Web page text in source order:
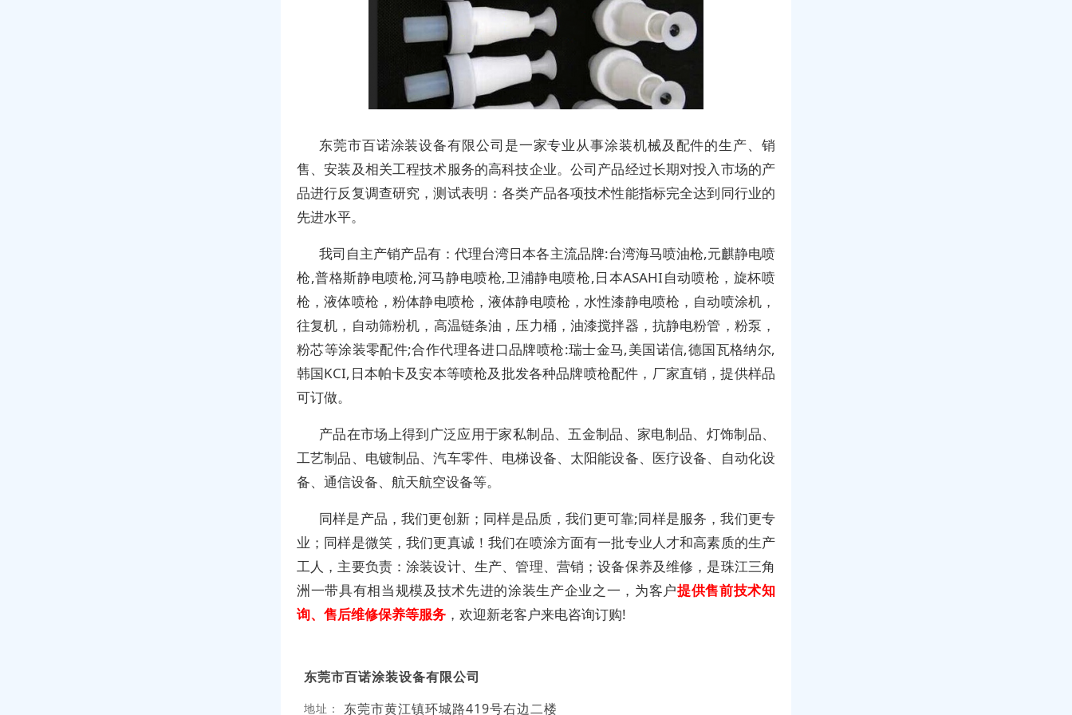
东莞市百诺涂装设备有限公司 是一家专业从事涂装机械及配件的生产、销
售、安装及相关工程技术服务的高科技企业。公司产品经过长期对投入市场的产
品进行反复调查研究，测试表明：各类产品各项技术性能指标完全达到同行业的
先进水平。
我司 自主产销产品有：代理台湾日本各主流品牌:台湾海马喷油枪,元麒静电喷
枪,普格斯静电喷枪,河马静电喷枪,卫浦静电喷枪,日本ASAHI自动喷枪 ， 旋杯喷
枪 ，液体喷枪 ，粉体静电喷枪 ，液体静电喷枪 ，水性漆静电喷枪 ， 自动喷涂机 ，
往复机 ， 自动筛粉机 ，高温链条油，压力桶，油漆搅拌器，抗静电粉管，粉泵，
粉芯等涂装零配件;合作代理各进口品牌喷枪:瑞士金马,美国诺信,德国瓦格纳尔,
韩国KCI,日本帕卡及安本等喷枪及批发各种品牌喷枪配件，厂家直销，提供样品
可订做。
产品在市场上得到广泛应用于家私制品、五金制品、家电制品、灯饰制品、
工艺制品、电镀制品、汽车零件、电梯设备、太阳能设备、医疗设备、自动化设
备、通信设备、航天航空设备等。
同样是产品，我们更创新；同样是品质，我们更可靠;同样是服务，我们更专
业；同样是微笑，我们更真诚！我们在喷涂方面有一批专业人才和高素质的生产
工人 ，主要负责：涂装设计、生产、管理、营销 ；设备保养及维修，是珠江三角
洲一带具有相当规模及技术先进的涂装生产企业之一 ，为客户提供售前技术知
询、售后维修保养等服务 ，欢迎新老客户来电咨询订购!
东莞市百诺涂装设备有限公司
地址： 东莞市黄江镇环城路419号右边二楼